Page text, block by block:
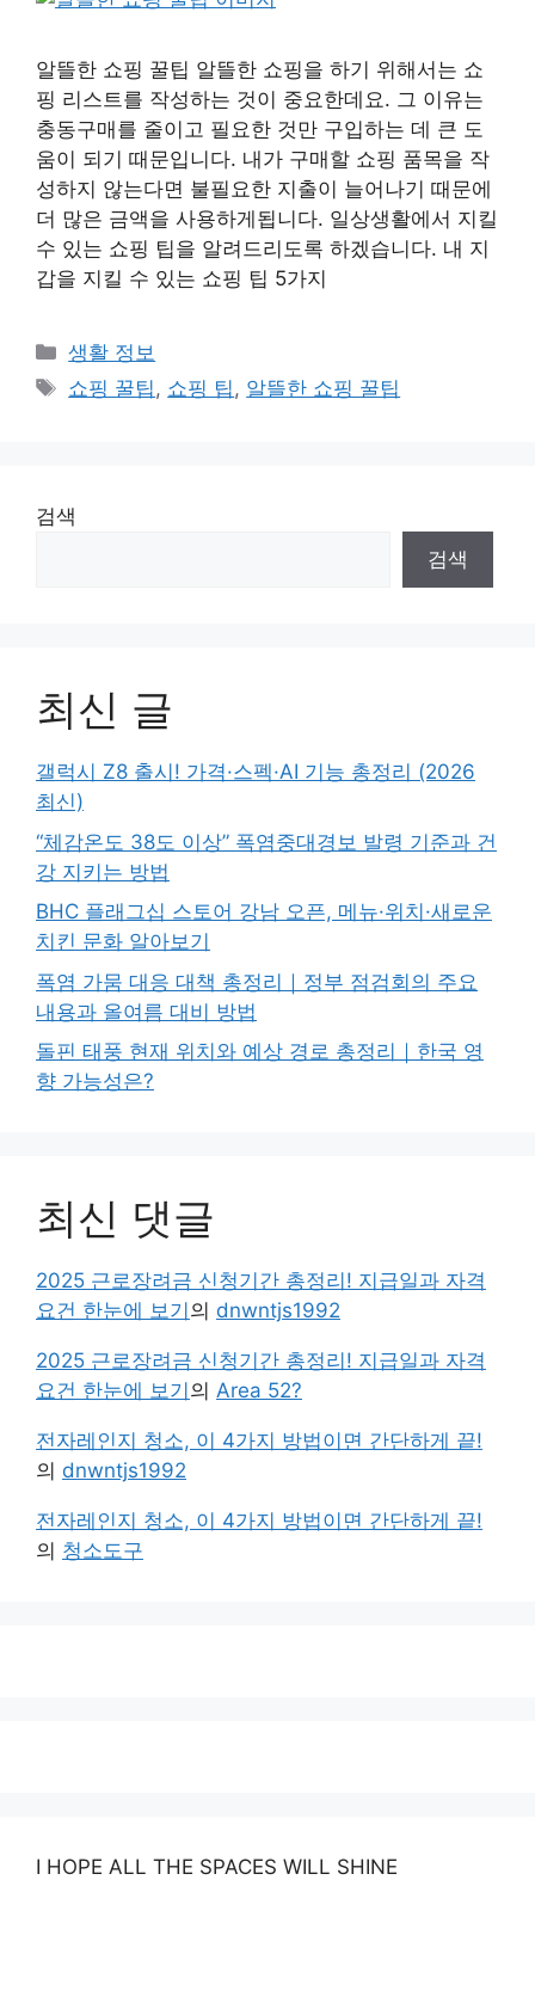
알뜰한 쇼핑 꿀팁 알뜰한 쇼핑을 하기 위해서는 쇼
핑 리스트를 작성하는 것이 중요한데요. 그 이유는
충동구매를 줄이고 필요한 것만 구입하는 데 큰 도
움이 되기 때문입니다. 내가 구매할 쇼핑 품목을 작
성하지 않는다면 불필요한 지출이 늘어나기 때문에
더 많은 금액을 사용하게됩니다. 일상생활에서 지킬
수 있는 쇼핑 팁을 알려드리도록 하겠습니다. 내 지
갑을 지킬 수 있는 쇼핑 팁 5가지
Categories
생활 정보
Tags
쇼핑 꿀팁, 쇼핑 팁, 알뜰한 쇼핑 꿀팁
검색
검색
최신 글
갤럭시 Z8 출시! 가격·스펙·AI 기능 총정리 (2026
최신)
“체감온도 38도 이상” 폭염중대경보 발령 기준과 건
강 지키는 방법
BHC 플래그십 스토어 강남 오픈, 메뉴·위치·새로운
치킨 문화 알아보기
폭염 가뭄 대응 대책 총정리｜정부 점검회의 주요
내용과 올여름 대비 방법
돌핀 태풍 현재 위치와 예상 경로 총정리｜한국 영
향 가능성은?
최신 댓글
2025 근로장려금 신청기간 총정리! 지급일과 자격
요건 한눈에 보기 의 dnwntjs1992
2025 근로장려금 신청기간 총정리! 지급일과 자격
요건 한눈에 보기 의 Area 52?
전자레인지 청소, 이 4가지 방법이면 간단하게 끝!
의 dnwntjs1992
전자레인지 청소, 이 4가지 방법이면 간단하게 끝!
의 청소도구
I HOPE ALL THE SPACES WILL SHINE